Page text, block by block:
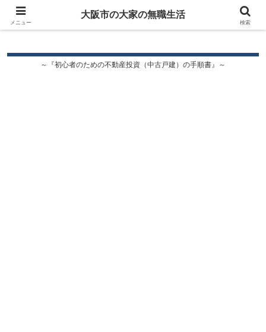
大阪市の大家の無職生活
～『初心者のための不動産投資（中古戸建）の手順書』～
メニュー
大阪市の大家の無職生活
検索